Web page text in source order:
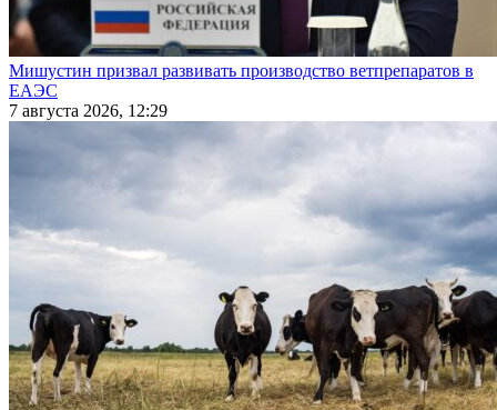
Мишустин призвал развивать производство ветпрепаратов в
ЕАЭС
7 августа 2026, 12:29